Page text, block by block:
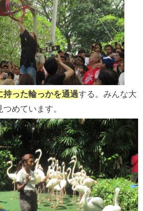
持った輪っかを通過する。みんな大
めています。